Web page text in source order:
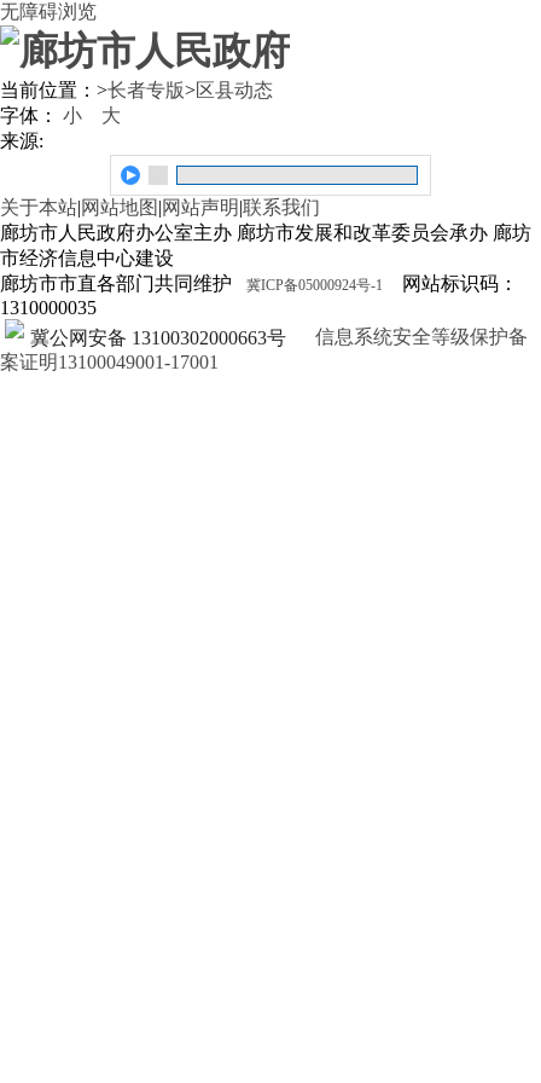
无障碍浏览
当前位置： >长者专版>区县动态
字体： 小
大
来源:
关于本站|网站地图 |网站声明|联系我们
廊坊市人民政府办公室主办 廊坊市发展和改革委员会承办 廊坊
市经济信息中心建设
廊坊市市直各部门共同维护
冀ICP备05000924号-1
网站标识码：
1310000035
冀公网安备 13100302000663号
信息系统安全等级保护备
案证明13100049001-17001